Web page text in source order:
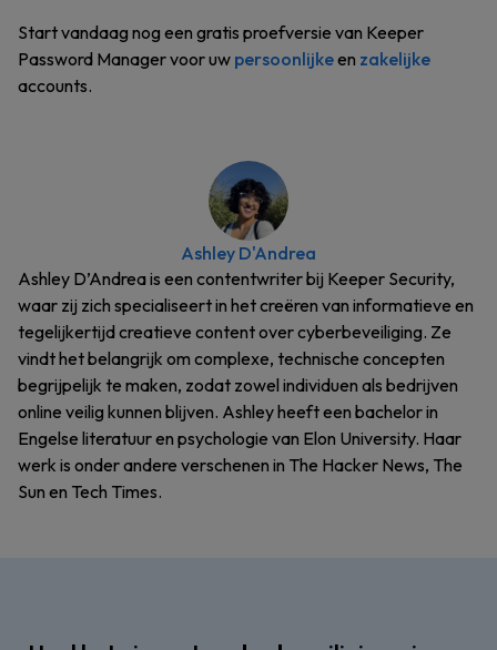
Start vandaag nog een gratis proefversie van Keeper
Password Manager voor uw persoonlijkeen zakelijke
accounts.
Ashley D'Andrea
Ashley D’Andrea is een contentwriter bij Keeper Security,
waar zij zich specialiseert in het creëren van informatieve en
tegelijkertijd creatieve content over cyberbeveiliging. Ze
vindt het belangrijk om complexe, technische concepten
begrijpelijk te maken, zodat zowel individuen als bedrijven
online veilig kunnen blijven. Ashley heeft een bachelor in
Engelse literatuur en psychologie van Elon University. Haar
werk is onder andere verschenen in The Hacker News, The
Sun en Tech Times.